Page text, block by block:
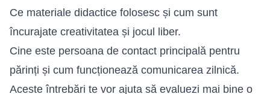
Ce materiale didactice folosesc și cum sunt
încurajate creativitatea și jocul liber.
Cine este persoana de contact principală pentru
părinți și cum funcționează comunicarea zilnică.
Aceste întrebări te vor ajuta să evaluezi mai bine o